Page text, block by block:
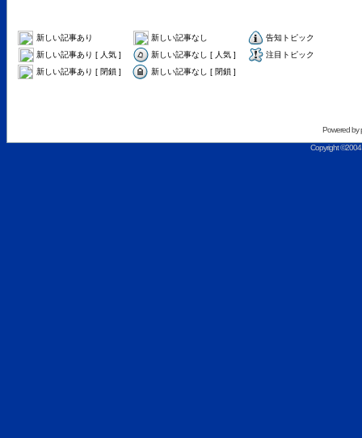
新しい記事あり 新しい記事なし
告知トピック
新しい記事あり [ 人気 ]
新しい記事なし [ 人気 ]
注目トピック
新しい記事あり [ 閉鎖 ]
新しい記事なし [ 閉鎖 ]
Powered by
Copyright ©2004